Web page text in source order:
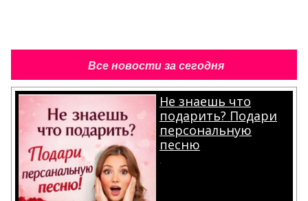
Все новости за сегодня
Не знаешь что
подарить? Подари
персональную
песню
.